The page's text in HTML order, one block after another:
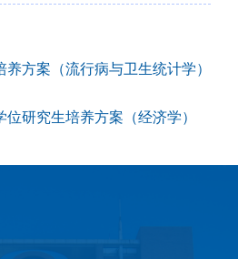
方案（流行病与卫生统计学）
研究生培养方案（经济学）